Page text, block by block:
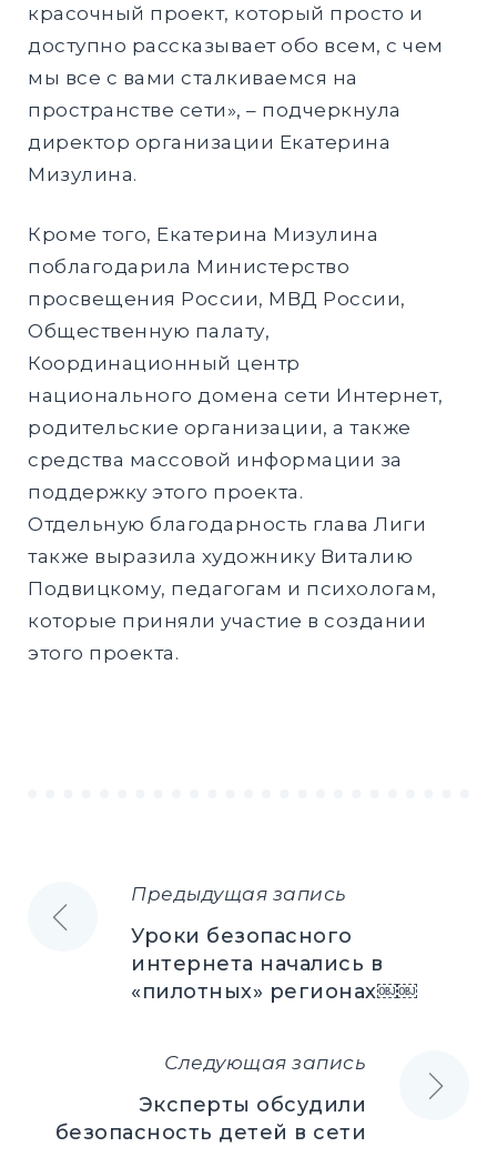
красочный проект, который просто и
доступно рассказывает обо всем, с чем
мы все с вами сталкиваемся на
пространстве сети», – подчеркнула
директор организации Екатерина
Мизулина.
Кроме того, Екатерина Мизулина
поблагодарила Министерство
просвещения России, МВД России,
Общественную палату,
Координационный центр
национального домена сети Интернет,
родительские организации, а также
средства массовой информации за
поддержку этого проекта.
Отдельную благодарность глава Лиги
также выразила художнику Виталию
Подвицкому, педагогам и психологам,
которые приняли участие в создании
этого проекта.
Навигация
Предыдущая запись
Уроки безопасного
интернета начались в
«пилотных» регионах￼￼
Следующая запись
Эксперты обсудили
безопасность детей в сети